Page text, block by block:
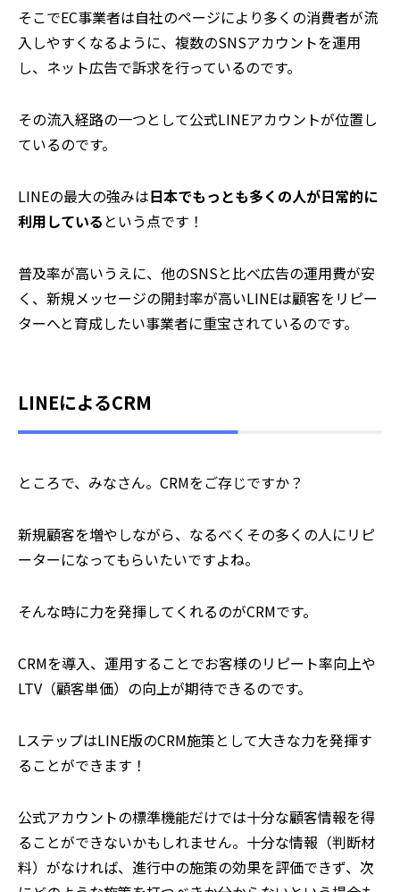
そこでEC事業者は自社のページにより多くの消費者が流
入しやすくなるように、複数のSNSアカウントを運用
し、ネット広告で訴求を行っているのです。
その流入経路の一つとして公式LINEアカウントが位置し
ているのです。
LINEの最大の強みは日本でもっとも多くの人が日常的に
利用している という点です！
普及率が高いうえに、他のSNSと比べ広告の運用費が安
く、新規メッセージの開封率が高いLINEは顧客をリピー
ターへと育成したい事業者に重宝されているのです。
LINEによるCRM
ところで、みなさん。CRMをご存じですか？
新規顧客を増やしながら、なるべくその多くの人にリピ
ーターになってもらいたいですよね。
そんな時に力を発揮してくれるのがCRMです。
CRMを導入、運用することでお客様のリピート率向上や
LTV（顧客単価）の向上が期待できるのです。
LステップはLINE版のCRM施策として大きな力を発揮す
ることができます！
公式アカウントの標準機能だけでは十分な顧客情報を得
ることができないかもしれません。十分な情報（判断材
料）がなければ、進行中の施策の効果を評価できず、次